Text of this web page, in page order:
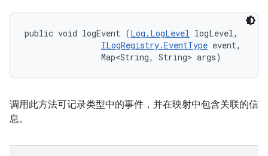
public void logEvent (Log.LogLevel logLevel,
ILogRegistry.EventType event,
                Map<String, String> args)
调用此方法可记录类型中的事件，并在映射中包含关联的信
息。